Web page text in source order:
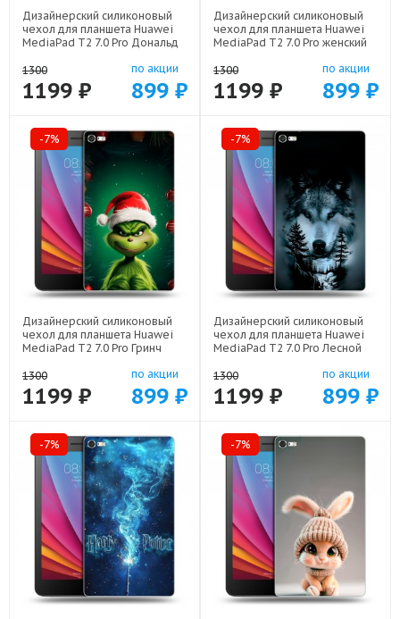
Дизайнерский силиконовый
чехол для планшета Huawei
MediaPad T2 7.0 Pro Дональд
1300
1199 ₽
по акции
899 ₽
Дизайнерский силиконовый
чехол для планшета Huawei
MediaPad T2 7.0 Pro женский
1300
1199 ₽
по акции
899 ₽
-7%
Дизайнерский силиконовый
чехол для планшета Huawei
MediaPad T2 7.0 Pro Гринч
44194-22808
1300
1199 ₽
по акции
899 ₽
-7%
Дизайнерский силиконовый
чехол для планшета Huawei
MediaPad T2 7.0 Pro Лесной
1300
1199 ₽
по акции
899 ₽
-7% -7%